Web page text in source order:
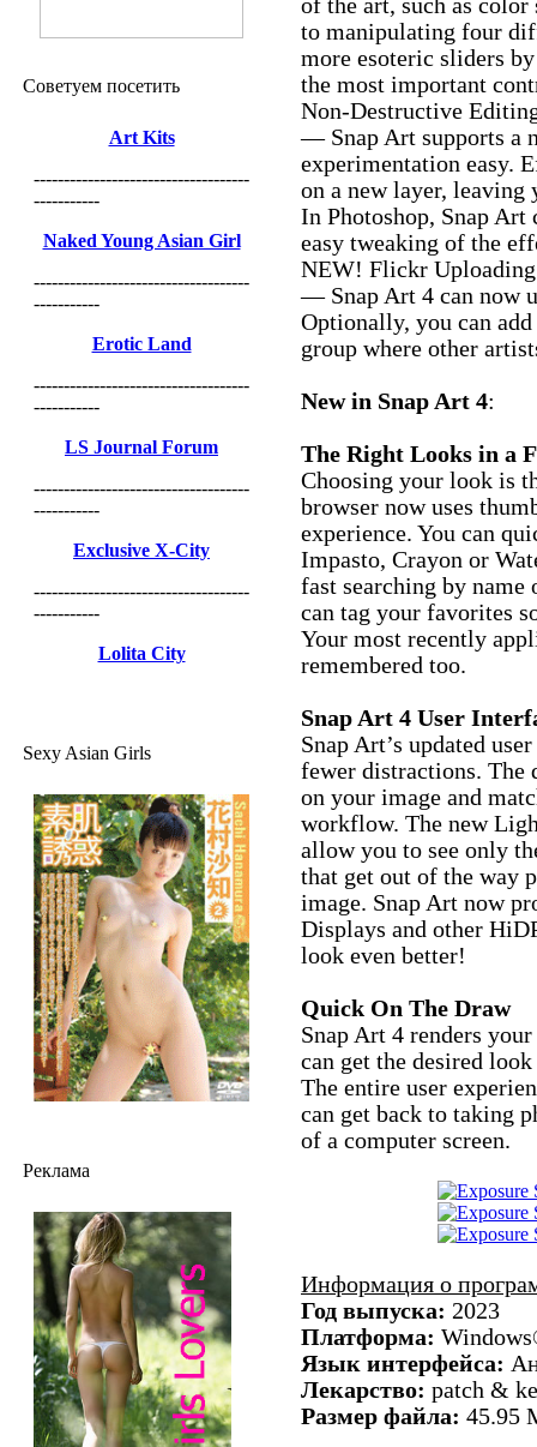
Советуем посетить
Art Kits
------------------------------------
-----------
Naked Young Asian Girl
------------------------------------
-----------
Erotic Land
------------------------------------
-----------
LS Journal Forum
------------------------------------
-----------
Exclusive X-City
------------------------------------
-----------
Lolita City
Sexy Asian Girls
Реклама
of the art, such as
to manipulating four
more esoteric sliders
the most important
Non-Destructive
— Snap Art supports a
experimentation easy.
on a new layer,
In Photoshop, Snap Art
easy tweaking of the
NEW! Flickr Uploading
— Snap Art 4 can now
Optionally, you can
group where other
New in Snap Art 4:
The Right Looks in a
Choosing your look is
browser now uses
experience. You can
Impasto, Crayon or
fast searching by
can tag your favorites
Your most recently
remembered too.
Snap Art 4 User
Snap Art’s updated
fewer distractions. The
on your image and
workflow. The new
allow you to see only
that get out of the way
image. Snap Art now
Displays and other
look even better!
Quick On The Draw
Snap Art 4 renders
can get the desired
The entire user
can get back to taking
of a computer screen.
Информация о
Год выпуска: 2023
Платформа:
Язык интерфейса:
Лекарство: patch &
Размер файла: 45.95